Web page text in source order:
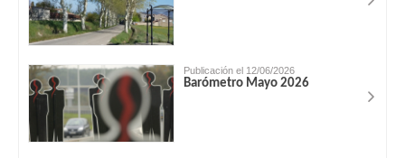
Publicación el 12/06/2026
Barómetro Mayo 2026